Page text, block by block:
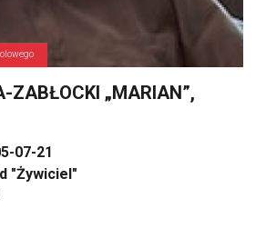
ZABŁOCKI „MARIAN”,
07-21
"Żywiciel"